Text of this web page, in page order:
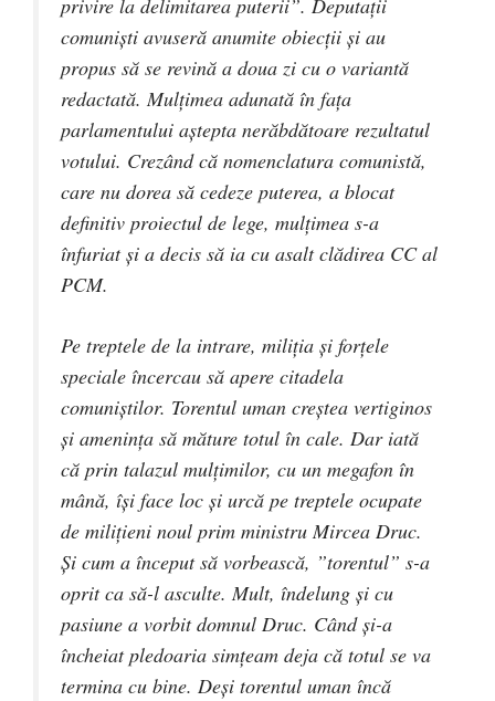
privire la delimitarea puterii”. Deputații
comuniști avuseră anumite obiecții și au
propus să se revină a doua zi cu o variantă
redactată. Mulțimea adunată în fața
parlamentului aștepta nerăbdătoare rezultatul
votului. Crezând că nomenclatura comunistă,
care nu dorea să cedeze puterea, a blocat
definitiv proiectul de lege, mulțimea s-a
înfuriat și a decis să ia cu asalt clădirea CC al
PCM.
Pe treptele de la intrare, miliția și forțele
speciale încercau să apere citadela
comuniștilor. Torentul uman creștea vertiginos
și amenința să măture totul în cale. Dar iată
că prin talazul mulțimilor, cu un megafon în
mână, își face loc și urcă pe treptele ocupate
de milițieni noul prim ministru Mircea Druc.
Și cum a început să vorbească, ”torentul” s-a
oprit ca să-l asculte. Mult, îndelung și cu
pasiune a vorbit domnul Druc. Când și-a
încheiat pledoaria simțeam deja că totul se va
termina cu bine. Deși torentul uman încă